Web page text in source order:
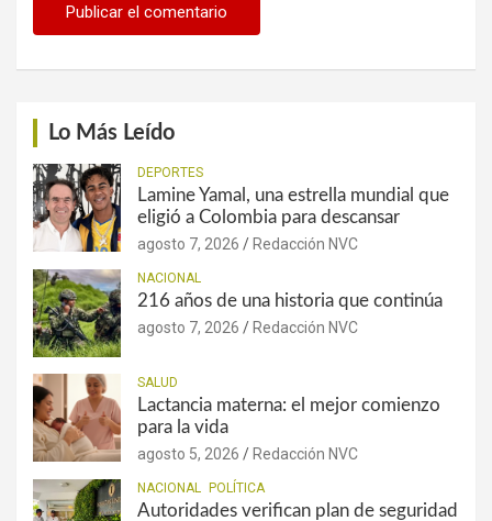
Lo Más Leído
DEPORTES
Lamine Yamal, una estrella mundial que
eligió a Colombia para descansar
agosto 7, 2026 Redacción NVC
NACIONAL
216 años de una historia que continúa
agosto 7, 2026 Redacción NVC
SALUD
Lactancia materna: el mejor comienzo
para la vida
agosto 5, 2026 Redacción NVC
NACIONAL POLÍTICA
Autoridades verifican plan de seguridad